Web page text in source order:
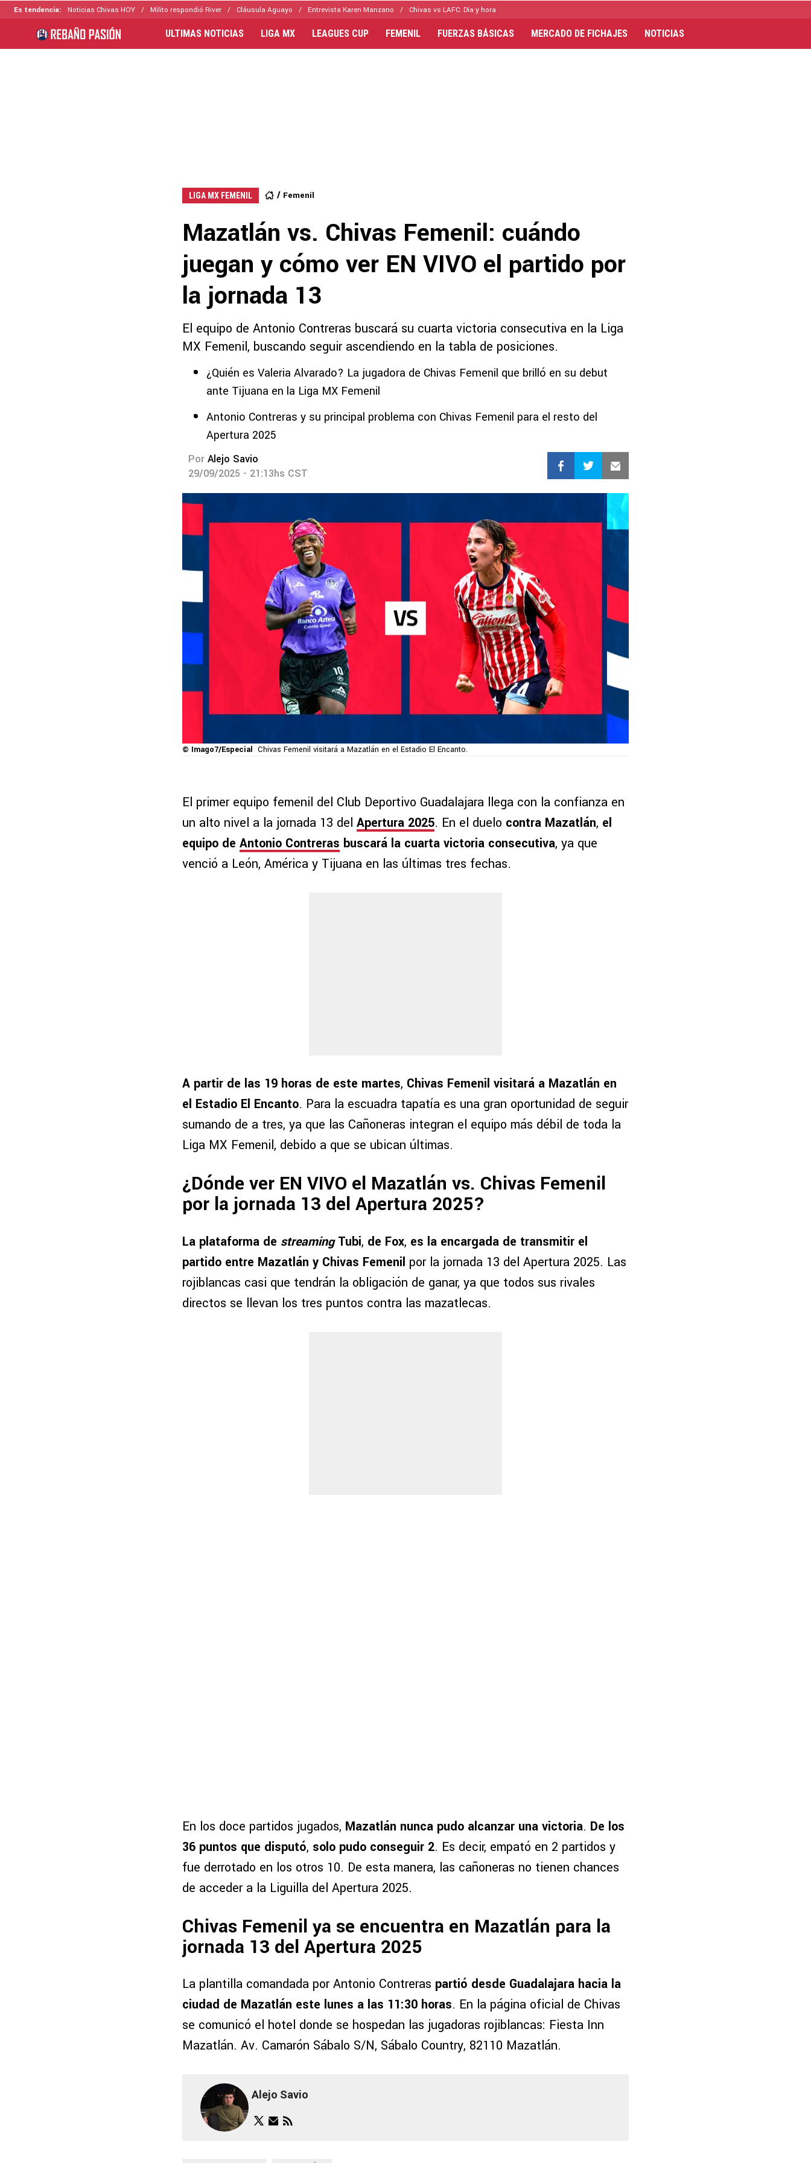
Es tendencia: Noticias Chivas HOY Milito respondió River Cláusula Aguayo Entrevista Karen Manzano Chivas vs LAFC: Día y hora
ULTIMAS NOTICIAS LIGA MX LEAGUES CUP FEMENIL FUERZAS BÁSICAS MERCADO DE FICHAJES NOTICIAS
LIGA MX FEMENIL Femenil
Mazatlán vs. Chivas Femenil: cuándo
juegan y cómo ver EN VIVO el partido por
la jornada 13
El equipo de Antonio Contreras buscará su cuarta victoria consecutiva en la Liga
MX Femenil, buscando seguir ascendiendo en la tabla de posiciones.
¿Quién es Valeria Alvarado? La jugadora de Chivas Femenil que brilló en su debut
ante Tijuana en la Liga MX Femenil
Antonio Contreras y su principal problema con Chivas Femenil para el resto del
Apertura 2025
Por Alejo Savio
29/09/2025 - 21:13hs CST
© Imago7/Especial Chivas Femenil visitará a Mazatlán en el Estadio El Encanto.
El primer equipo femenil del Club Deportivo Guadalajara llega con la confianza en
un alto nivel a la jornada 13 del Apertura 2025. En el duelo contra Mazatlán, el
equipo de Antonio Contreras buscará la cuarta victoria consecutiva, ya que
venció a León, América y Tijuana en las últimas tres fechas.
A partir de las 19 horas de este martes, Chivas Femenil visitará a Mazatlán en
el Estadio El Encanto. Para la escuadra tapatía es una gran oportunidad de seguir
sumando de a tres, ya que las Cañoneras integran el equipo más débil de toda la
Liga MX Femenil, debido a que se ubican últimas.
¿Dónde ver EN VIVO el Mazatlán vs. Chivas Femenil
por la jornada 13 del Apertura 2025?
La plataforma de streamingTubi, de Fox, es la encargada de transmitir el
partido entre Mazatlán y Chivas Femenil por la jornada 13 del Apertura 2025. Las
rojiblancas casi que tendrán la obligación de ganar, ya que todos sus rivales
directos se llevan los tres puntos contra las mazatlecas.
En los doce partidos jugados, Mazatlán nunca pudo alcanzar una victoria. De los
36 puntos que disputó, solo pudo conseguir 2. Es decir, empató en 2 partidos y
fue derrotado en los otros 10. De esta manera, las cañoneras no tienen chances
de acceder a la Liguilla del Apertura 2025.
Chivas Femenil ya se encuentra en Mazatlán para la
jornada 13 del Apertura 2025
La plantilla comandada por Antonio Contreras partió desde Guadalajara hacia la
ciudad de Mazatlán este lunes a las 11:30 horas. En la página oficial de Chivas
se comunicó el hotel donde se hospedan las jugadoras rojiblancas: Fiesta Inn
Mazatlán. Av. Camarón Sábalo S/N, Sábalo Country, 82110 Mazatlán.
Alejo Savio